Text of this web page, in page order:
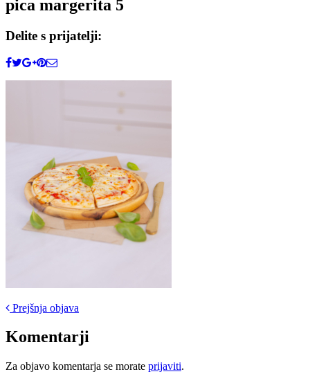
pica margerita 5
Delite s prijatelji:
Post
navigation
Prejšnja objava
Komentarji
Za objavo komentarja se morate prijaviti.